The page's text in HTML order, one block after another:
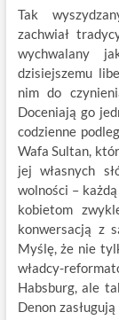
Tak
zachwiał
wychwalany
dzisiejszemu
nim do
Doceniają go
codzienne
Wafa Sultan,
jej własnych
wolności –
kobietom
konwersacją z
Myślę, że nie
władcy-
Habsburg, ale
Denon